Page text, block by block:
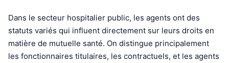
Dans le secteur hospitalier public, les agents ont des
statuts variés qui influent directement sur leurs droits en
matière de mutuelle santé. On distingue principalement
les fonctionnaires titulaires, les contractuels, et les agents